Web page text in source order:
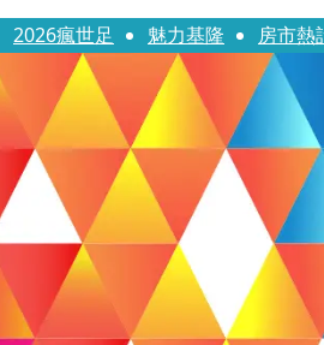
2026瘋世足
魅力基隆 房市熱